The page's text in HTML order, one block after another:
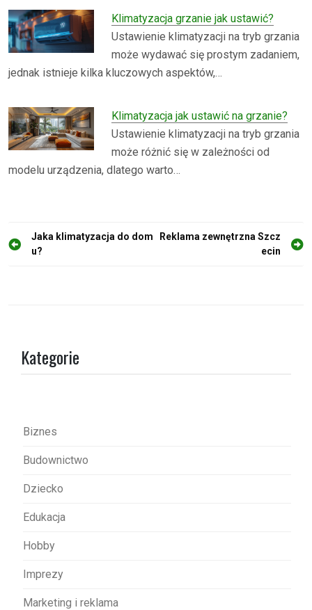
Klimatyzacja grzanie jak ustawić?
Ustawienie klimatyzacji na tryb grzania
może wydawać się prostym zadaniem,
jednak istnieje kilka kluczowych aspektów,…
Klimatyzacja jak ustawić na grzanie?
Ustawienie klimatyzacji na tryb grzania
może różnić się w zależności od
modelu urządzenia, dlatego warto…
N
Jaka klimatyzacja do dom
u?
Reklama zewnętrzna Szcz
ecin
Kategorie
Biznes
Budownictwo
Dziecko
Edukacja
Hobby
Imprezy
Marketing i reklama